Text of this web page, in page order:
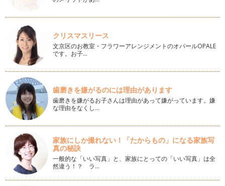
おむつケーキの作り方☆その３
おむつケーキ作りもいよいよ大詰め！今回は、出来上がったケ
ーキの土台を、どんな物で包んだり飾…
オリジナルな「サプライズ」を詰め込もう！
今回は「おむつケーキの作り方」の続きをちょっとお休みし
て、おむつケーキにしのばせるサプライ…
おむつケーキの作り方☆その２
今回は、「おむつケーキ」の土台部分の作成方法をお伝えした
いと思います。 …
おむつケーキの作り方☆その１
おむつケーキの魅力、そしておむつケーキがどんなものか分か
っていただけたと思いますので、そろ…
どんな形のおむつケーキがあるの？
今回は、ナチュラが提案するおむつケーキの形をいくつかご紹
介させていただきます。どの形や大き…
クリスマスリース
文京区のお教室・フラワーアレンジメントのオパールOPALE
です。お子…
歯磨きを嫌がるのには理由があります
歯磨きを嫌がるお子さんは理由があって嫌がっています。嫌
な理由をなくし…
家族にしか撮れない！「たからもの」になる家族写
真の秘訣
一般的な「いい写真」と、家族にとっての「いい写真」は全
然違う！？ ラ…